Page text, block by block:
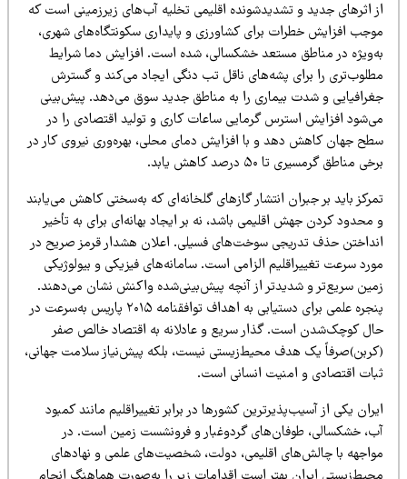
اثرهای جدید و تشدیدشونده اقلیمی تخلیه آب‌های زیرزمینی است که
افزایش خطرات برای کشاورزی و پایداری سکونتگاه‌های شهری،
در مناطق مستعد خشکسالی، ‌شده است. افزایش دما شرایط
را برای پشه‌های ناقل تب دنگی ایجاد می‌کند و گسترش
و شدت بیماری را به مناطق جدید سوق می‌دهد. پیش‌بینی
افزایش استرس گرمایی ساعات کاری و تولید اقتصادی را در
جهان کاهش دهد و با افزایش دمای محلی، بهره‌وری نیروی کار در
مناطق گرمسیری تا ۵۰ درصد کاهش یابد.
باید بر جبران انتشار گازهای گلخانه‌ای که به‌سختی کاهش می‌یابند
محدود کردن جهش اقلیمی باشد، نه بر ایجاد بهانه‌ای برای به تأخیر
حذف تدریجی سوخت‌های فسیلی. اعلان هشدار قرمز صریح در
سرعت تغییراقلیم الزامی است. سامانه‌های فیزیکی و بیولوژیکی
سریع‌تر و شدیدتر از آنچه پیش‌بینی‌شده واکنش نشان می‌دهند.
پنجره علمی برای دستیابی به اهداف توافقنامه ۲۰۱۵ پاریس به‌سرعت در
کوچک‌شدن است. گذار سریع و عادلانه به اقتصاد خالص صفر
یک هدف محیط‌زیستی نیست، بلکه پیش‌نیاز سلامت جهانی،
اقتصادی و امنیت انسانی است.
یکی از آسیب‌پذیرترین کشورها در برابر تغییراقلیم مانند کمبود
خشکسالی، طوفان‌های گردوغبار و فرونشست زمین است. در
با چالش‌های اقلیمی، دولت، شخصیت‌های علمی و نهادهای